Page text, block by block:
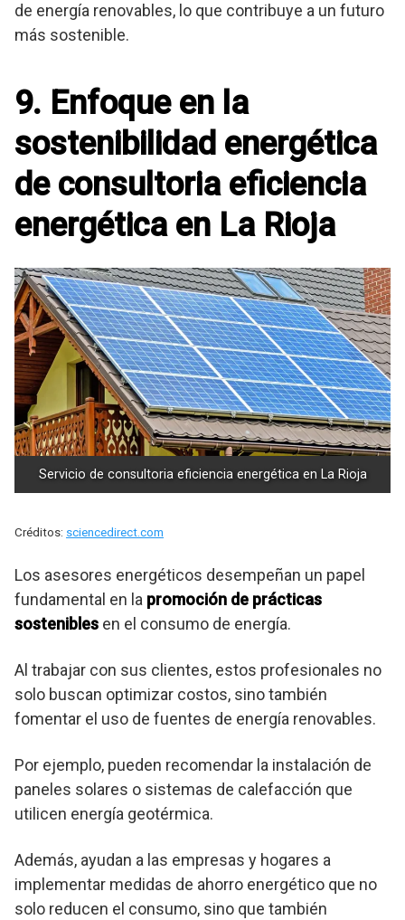
de energía renovables, lo que contribuye a un futuro
más sostenible.
9. Enfoque en la
sostenibilidad energética
de consultoria eficiencia
energética en La Rioja
Servicio de consultoria eficiencia energética en La Rioja
Créditos: sciencedirect.com
Los asesores energéticos desempeñan un papel
fundamental en la promoción de prácticas
sostenibles en el consumo de energía.
Al trabajar con sus clientes, estos profesionales no
solo buscan optimizar costos, sino también
fomentar el uso de fuentes de energía renovables.
Por ejemplo, pueden recomendar la instalación de
paneles solares o sistemas de calefacción que
utilicen energía geotérmica.
Además, ayudan a las empresas y hogares a
implementar medidas de ahorro energético que no
solo reducen el consumo, sino que también